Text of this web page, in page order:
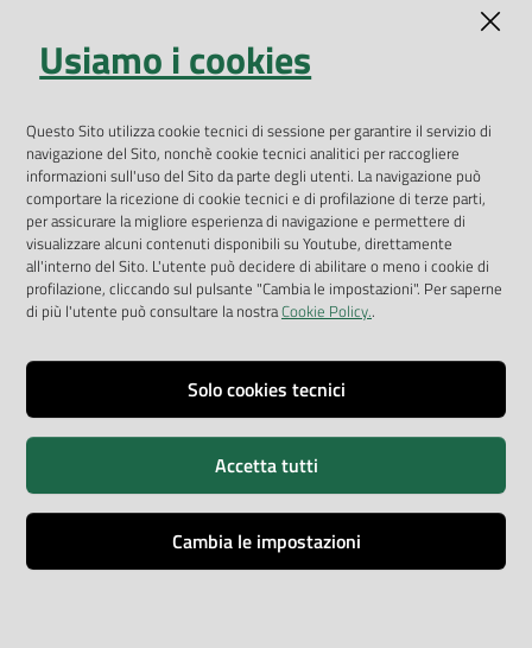
Open Data
App Arpav
Rapporti regionali annuali
Le Infografiche
Dispenser dati
Vai alla pagina
Privacy
Accessibilità
Credits
Usiamo i cookies
Questo Sito utilizza cookie tecnici di sessione per garantire il servizio di
navigazione del Sito, nonchè cookie tecnici analitici per raccogliere
informazioni sull'uso del Sito da parte degli utenti. La navigazione può
comportare la ricezione di cookie tecnici e di profilazione di terze parti,
per assicurare la migliore esperienza di navigazione e permettere di
visualizzare alcuni contenuti disponibili su Youtube, direttamente
all'interno del Sito. L'utente può decidere di abilitare o meno i cookie di
profilazione, cliccando sul pulsante "Cambia le impostazioni". Per saperne
di più l'utente può consultare la nostraCookie Policy..
Solo cookies tecnici
Accetta tutti
Cambia le impostazioni